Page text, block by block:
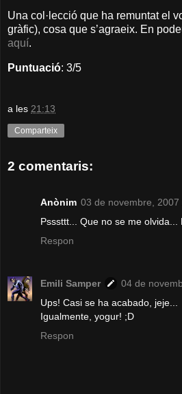
Una col·lecció que ha remuntat el
gràfic), cosa que s’agraeix. En
aquí.
Puntuació: 3/5
a les 21:13
Comparteix
2 comentaris:
Anònim 03 de novembre, 2007
Psssttt... Que no se me olvida...
Respon
Emili Samper
04 de
Ups! Casi se ha acabado, jeje...
Igualmente, yogur! ;D
Respon